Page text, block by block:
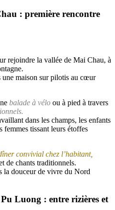
: première rencontre
rejoindre la vallée de Mai Chau, à
maison sur pilotis au cœur
balade à vélo ou à pied à travers
dans les champs, les enfants
femmes tissant leurs étoffes
convivial chez l’habitant,
de chants traditionnels.
la douceur de vivre du Nord
Luong : entre rizières et